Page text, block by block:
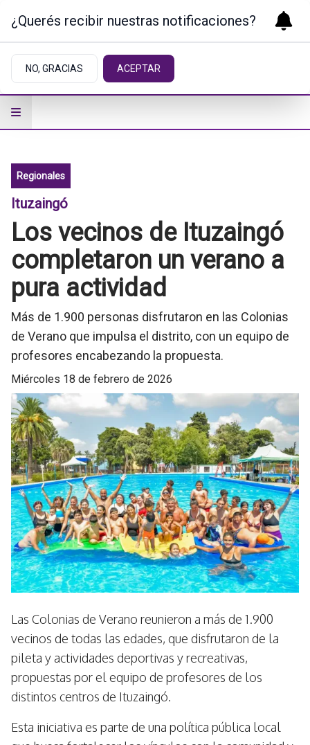
Regionales
Ituzaingó
Los vecinos de Ituzaingó
completaron un verano a
pura actividad
Más de 1.900 personas disfrutaron en las Colonias
de Verano que impulsa el distrito, con un equipo de
profesores encabezando la propuesta.
miércoles 18 de febrero de 2026
Las Colonias de Verano reunieron a más de 1.900
vecinos de todas las edades, que disfrutaron de la
pileta y actividades deportivas y recreativas,
propuestas por el equipo de profesores de los
distintos centros de Ituzaingó.
Esta iniciativa es parte de una política pública local
¿Querés recibir nuestras notificaciones?
NO, GRACIAS ACEPTAR